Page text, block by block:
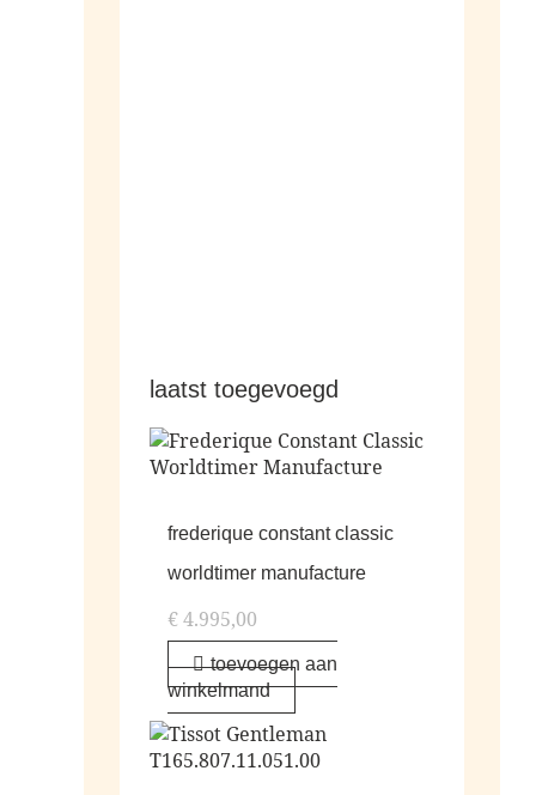
laatst toegevoegd
frederique constant classic
worldtimer manufacture
€4.995,00
toevoegen aan
winkelmand